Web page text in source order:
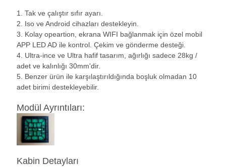
1. Tak ve çalıştır sıfır ayarı.
2. Iso ve Android cihazları destekleyin.
3. Kolay opeartion, ekrana WIFI bağlanmak için özel mobil
APP LED AD ile kontrol. Çekim ve gönderme desteği.
4. Ultra-ince ve Ultra hafif tasarım, ağırlığı sadece 28kg /
adet ve kalınlığı 30mm'dir.
5. Benzer ürün ile karşılaştırıldığında boşluk olmadan 10
adet birimi destekleyebilir.
Modül Ayrıntıları:
Kabin Detayları